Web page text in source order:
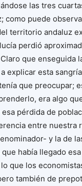
las tres
como puede
territorio andaluz
perdió
que enseguida
explicar esta
que preocupar;
era algo
pérdida de
entre nuestra
y la de
había llegado
que los
también de